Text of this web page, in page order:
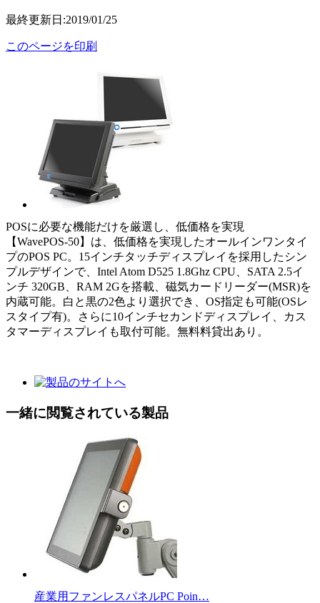
最終更新日:2019/01/25
このページを印刷
POSに必要な機能だけを厳選し、低価格を実現
【WavePOS-50】は、低価格を実現したオールインワンタイ
プのPOS PC。15インチタッチディスプレイを採用したシン
プルデザインで、Intel Atom D525 1.8Ghz CPU、SATA 2.5イ
ンチ 320GB、RAM 2Gを搭載、磁気カードリーダー(MSR)を
内蔵可能。白と黒の2色より選択でき、OS指定も可能(OSレ
スタイプ有)。さらに10インチセカンドディスプレイ、カス
タマーディスプレイも取付可能。無料料貸出あり。
一緒に閲覧されている製品
産業用ファンレスパネルPC Poin…